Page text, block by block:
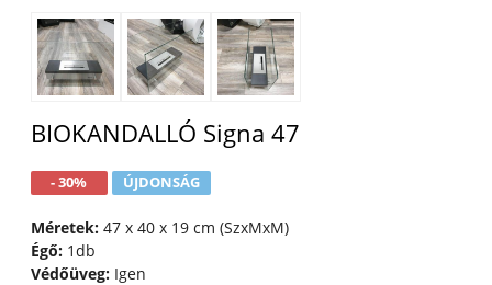
BIOKANDALLÓ Signa 47
- 30% ÚJDONSÁG
Méretek:47 x 40 x 19 cm (SzxMxM)
Égő:1db
Védőüveg:Igen